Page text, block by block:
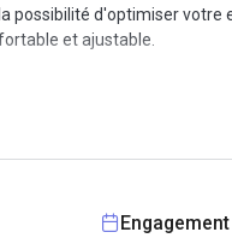
d'optimiser votre
et ajustable.
Idéalement situé sur
centre-ville, telles que